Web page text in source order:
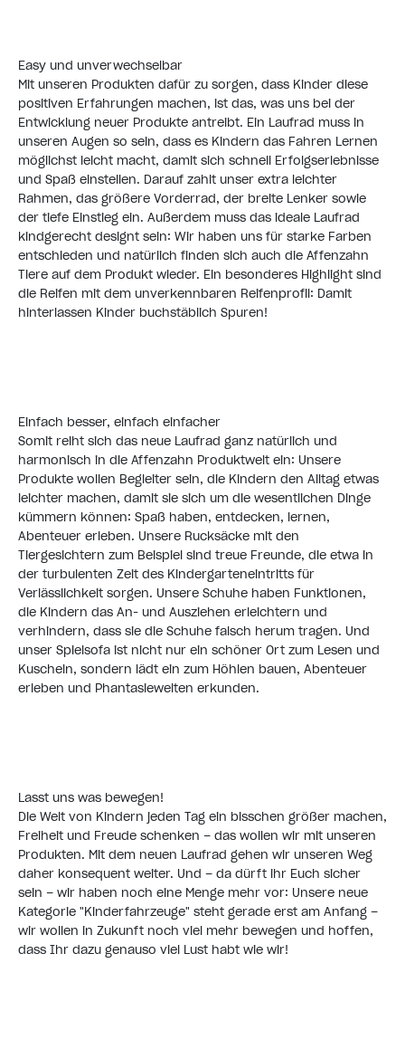
Easy und unverwechselbar
Mit unseren Produkten dafür zu sorgen, dass Kinder diese
positiven Erfahrungen machen, ist das, was uns bei der
Entwicklung neuer Produkte antreibt. Ein Laufrad muss in
unseren Augen so sein, dass es Kindern das Fahren Lernen
möglichst leicht macht, damit sich schnell Erfolgserlebnisse
und Spaß einstellen. Darauf zahlt unser extra leichter
Rahmen, das größere Vorderrad, der breite Lenker sowie
der tiefe Einstieg ein. Außerdem muss das ideale Laufrad
kindgerecht designt sein: Wir haben uns für starke Farben
entschieden und natürlich finden sich auch die Affenzahn
Tiere auf dem Produkt wieder. Ein besonderes Highlight sind
die Reifen mit dem unverkennbaren Reifenprofil: Damit
hinterlassen Kinder buchstäblich Spuren!
Einfach besser, einfach einfacher
Somit reiht sich das neue Laufrad ganz natürlich und
harmonisch in die Affenzahn Produktwelt ein: Unsere
Produkte wollen Begleiter sein, die Kindern den Alltag etwas
leichter machen, damit sie sich um die wesentlichen Dinge
kümmern können: Spaß haben, entdecken, lernen,
Abenteuer erleben. Unsere Rucksäcke mit den
Tiergesichtern zum Beispiel sind treue Freunde, die etwa in
der turbulenten Zeit des Kindergarteneintritts für
Verlässlichkeit sorgen. Unsere Schuhe haben Funktionen,
die Kindern das An- und Ausziehen erleichtern und
verhindern, dass sie die Schuhe falsch herum tragen. Und
unser Spielsofa ist nicht nur ein schöner Ort zum Lesen und
Kuscheln, sondern lädt ein zum Höhlen bauen, Abenteuer
erleben und Phantasiewelten erkunden.
Lasst uns was bewegen!
Die Welt von Kindern jeden Tag ein bisschen größer machen,
Freiheit und Freude schenken – das wollen wir mit unseren
Produkten. Mit dem neuen Laufrad gehen wir unseren Weg
daher konsequent weiter. Und – da dürft ihr Euch sicher
sein – wir haben noch eine Menge mehr vor: Unsere neue
Kategorie "Kinderfahrzeuge" steht gerade erst am Anfang –
wir wollen in Zukunft noch viel mehr bewegen und hoffen,
dass Ihr dazu genauso viel Lust habt wie wir!